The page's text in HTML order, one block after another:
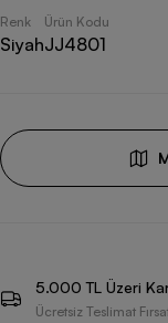
Renk
Siyah
Ürün Kodu
JJ4801
5.000 TL Üzeri
Ücretsiz Teslimat